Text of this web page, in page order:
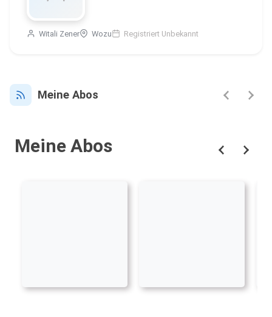
Witali Zener Wozu Registriert Unbekannt
Meine Abos
Meine Abos